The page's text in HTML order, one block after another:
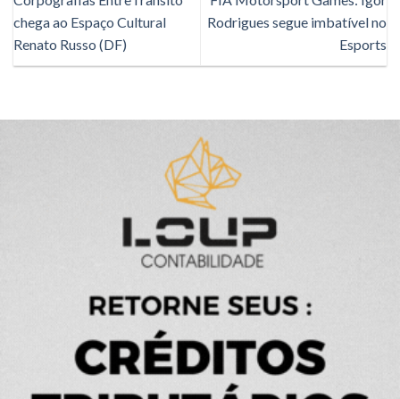
chega ao Espaço Cultural
Renato Russo (DF)
Rodrigues segue imbatível no
Esports